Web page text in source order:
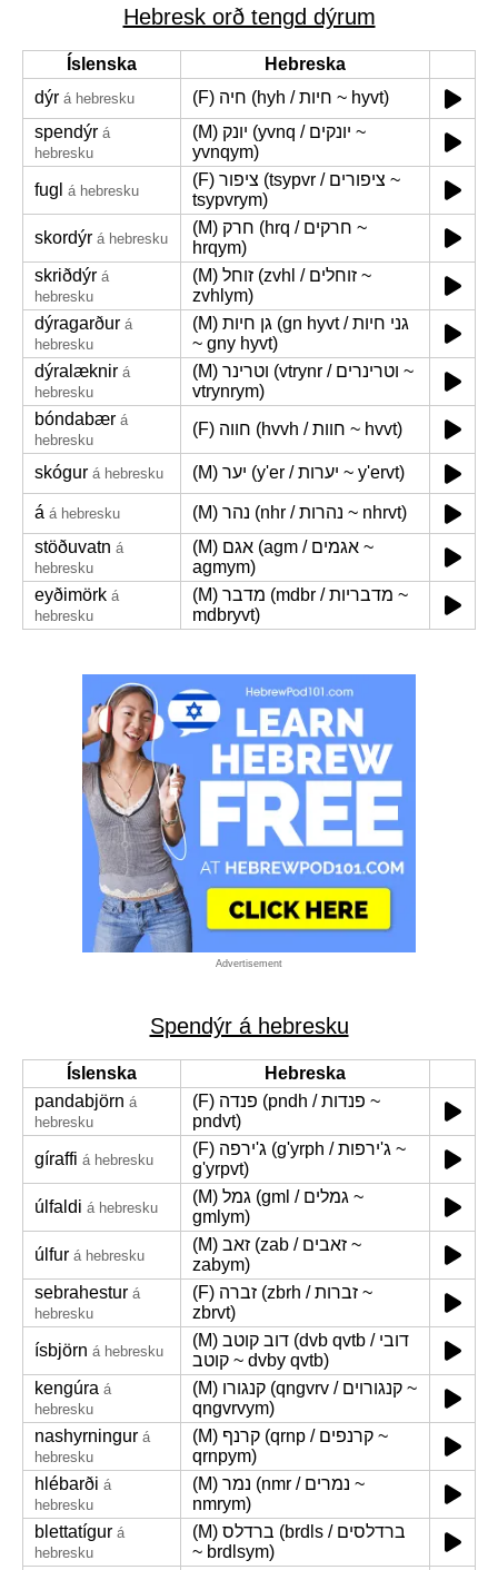
Hebresk orð tengd dýrum
Íslenska
Hebreska
dýr á hebresku
(F) חיה (hyh / חיות ~ hyvt)
spendýr á
hebresku
(M) יונק (yvnq / יונקים ~
yvnqym)
fugl á hebresku
(F) ציפור (tsypvr / ציפורים ~
tsypvrym)
skordýr á hebresku
(M) חרק (hrq / חרקים ~
hrqym)
skriðdýr á
hebresku
(M) זוחל (zvhl / זוחלים ~
zvhlym)
dýragarður á
hebresku
(M) גן חיות (gn hyvt / גני חיות
~ gny hyvt)
dýralæknir á
hebresku
(M) וטרינר (vtrynr / וטרינרים ~
vtrynrym)
bóndabær á
hebresku
(F) חווה (hvvh / חוות ~ hvvt)
skógur á hebresku (M) יער (y'er / יערות ~ y'ervt)
á á hebresku
(M) נהר (nhr / נהרות ~ nhrvt)
stöðuvatn á
hebresku
(M) אגם (agm / אגמים ~
agmym)
eyðimörk á
hebresku
(M) מדבר (mdbr / מדבריות ~
mdbryvt)
Advertisement
Spendýr á hebresku
Íslenska
Hebreska
pandabjörn á
hebresku
(F) פנדה (pndh / פנדות ~
pndvt)
gíraffi á hebresku
(F) ג'ירפה (g'yrph / ג'ירפות ~
g'yrpvt)
úlfaldi á hebresku
(M) גמל (gml / גמלים ~
gmlym)
úlfur á hebresku
(M) זאב (zab / זאבים ~
zabym)
sebrahestur á
hebresku
(F) זברה (zbrh / זברות ~
zbrvt)
ísbjörn á hebresku
(M) דוב קוטב (dvb qvtb / דובי
קוטב ~ dvby qvtb)
kengúra á
hebresku
(M) קנגורו (qngvrv / קנגורוים ~
qngvrvym)
nashyrningur á
hebresku
(M) קרנף (qrnp / קרנפים ~
qrnpym)
hlébarði á
hebresku
(M) נמר (nmr / נמרים ~
nmrym)
blettatígur á
hebresku
(M) ברדלס (brdls / ברדלסים
~ brdlsym)